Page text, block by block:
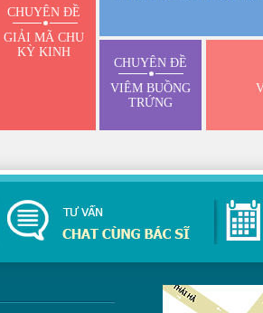
CHUYÊN ĐỀ
GIẢI MÃ CHU
KỲ KINH
CHUYÊN ĐỀ
VIÊM BUỒNG
TRỨNG